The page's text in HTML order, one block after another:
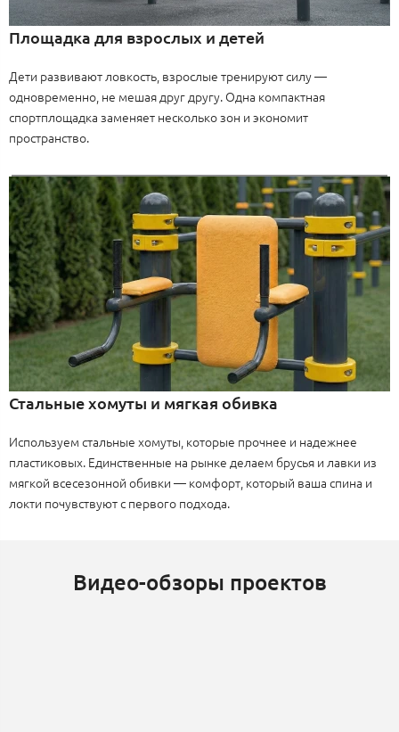
Площадка для взрослых и детей
Дети развивают ловкость, взрослые тренируют силу —
одновременно, не мешая друг другу. Одна компактная
спортплощадка заменяет несколько зон и экономит
пространство.
Стальные хомуты и мягкая обивка
Используем стальные хомуты, которые прочнее и надежнее
пластиковых. Единственные на рынке делаем брусья и лавки из
мягкой всесезонной обивки — комфорт, который ваша спина и
локти почувствуют с первого подхода.
Видео-обзоры проектов